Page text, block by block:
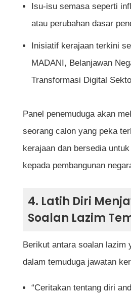
Isu-isu semasa seperti
atau perubahan dasar
Inisiatif kerajaan terkini
MADANI, Belanjawan
Transformasi Digital
Panel penemuduga akan
seorang calon yang peka
kerajaan dan bersedia
kepada pembangunan
4. Latih Diri
Soalan Lazim
Berikut antara soalan lazim
dalam temuduga jawatan
“Ceritakan tentang diri